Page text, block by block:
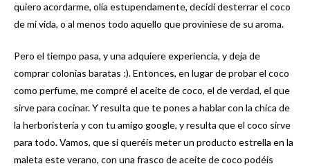
quiero acordarme, olía estupendamente, decidí desterrar el coco
de mi vida, o al menos todo aquello que proviniese de su aroma.
Pero el tiempo pasa, y una adquiere experiencia, y deja de
comprar colonias baratas :). Entonces, en lugar de probar el coco
como perfume, me compré el aceite de coco, el de verdad, el que
sirve para cocinar. Y resulta que te pones a hablar con la chica de
la herboristería y con tu amigo google, y resulta que el coco sirve
para todo. Vamos, que si queréis meter un producto estrella en la
maleta este verano, con una frasco de aceite de coco podéis